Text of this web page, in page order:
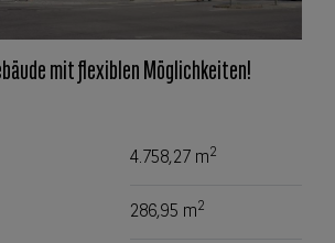
mit flexiblen Möglichkeiten!
4.758,27 m2
286,95 m2